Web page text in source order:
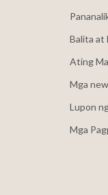
Balita at
Ating
Mga
Lupon
Mga